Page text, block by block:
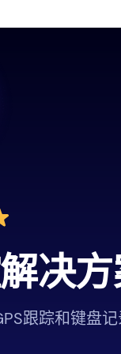
决
跟踪和键盘